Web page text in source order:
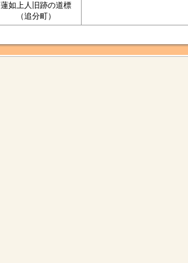
蓮如上人旧跡の道標
（追分町）